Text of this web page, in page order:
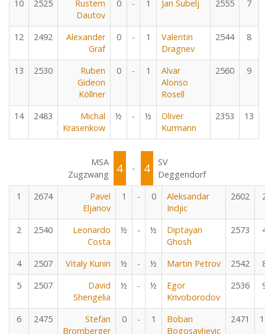
10 2525
Rustem
Dautov
0 - 1 Jan Subelj 2555 7
12 2492
Alexander
Graf
0 - 1
Valentin
Dragnev
2544 8
13 2530
Ruben
Gideon
Köllner
0 - 1
Alvar
Alonso
Rosell
2560 9
14 2483
Michal
Krasenkow
½ - ½
Oliver
Kurmann
2353 13
MSA
Zugzwang
4 - 4
SV
Deggendorf
1
2674
Pavel
Eljanov
1 - 0
Aleksandar
Indjic
2602
2 2540
Leonardo
Costa
½ - ½
Diptayan
Ghosh
2573
4 2507 Vitaly Kunin ½ - ½ Martin Petrov 2542
5
2507
David
Shengelia
½ - ½
Egor
Krivoborodov
2536
6 2475
Stefan
Bromberger
0 - 1
Boban
Bogosavljevic
2471